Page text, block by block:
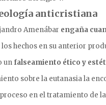
anticristiana
Amenábar engaña
hechos en su anterior
un falseamiento ético y
sobre la eutanasia la
en el tratamiento de